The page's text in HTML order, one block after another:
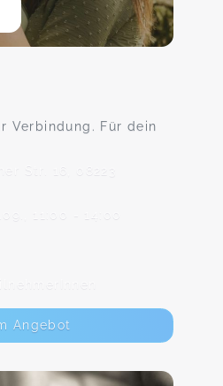
Verbindung. Für dein
Str. 16, 08223
11:00 - 14:00
Angebot